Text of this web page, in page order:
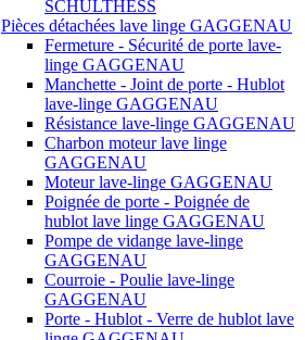
SCHULTHESS
Pièces détachées lave linge GAGGENAU
Fermeture - Sécurité de porte lave-
linge GAGGENAU
Manchette - Joint de porte - Hublot
lave-linge GAGGENAU
Résistance lave-linge GAGGENAU
Charbon moteur lave linge
GAGGENAU
Moteur lave-linge GAGGENAU
Poignée de porte - Poignée de
hublot lave linge GAGGENAU
Pompe de vidange lave-linge
GAGGENAU
Courroie - Poulie lave-linge
GAGGENAU
Porte - Hublot - Verre de hublot lave